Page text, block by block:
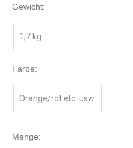
Gewicht:
1,7 kg
Farbe:
Orange/rot etc. usw.
Menge: